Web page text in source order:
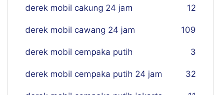
derek mobil cakung 24 jam 12
derek mobil cawang 24 jam 109
derek mobil cempaka putih 3
derek mobil cempaka putih 24 jam 32